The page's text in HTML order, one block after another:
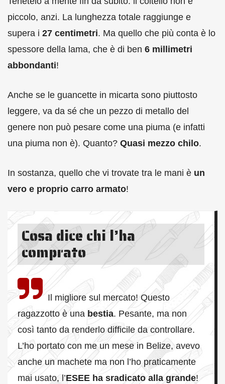
piccolo, anzi. La lunghezza totale raggiunge e
supera i 27 centimetri. Ma quello che più conta è lo
spessore della lama, che è di ben 6 millimetri
abbondanti!
Anche se le guancette in micarta sono piuttosto
leggere, va da sé che un pezzo di metallo del
genere non può pesare come una piuma (e infatti
una piuma non è). Quanto? Quasi mezzo chilo.
In sostanza, quello che vi trovate tra le mani è un
vero e proprio carro armato!
Cosa dice chi l’ha
comprato
Il migliore sul mercato! Questo
ragazzotto è una bestia. Pesante, ma non
così tanto da renderlo difficile da controllare.
L’ho portato con me un mese in Belize, avevo
anche un machete ma non l’ho praticamente
mai usato, l’ESEE ha sradicato alla grande!